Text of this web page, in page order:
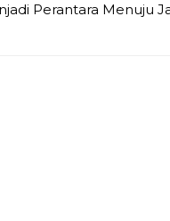
Perantara Menuju